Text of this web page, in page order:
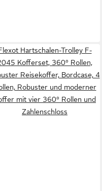
Hartschalen-Trolley F-
Kofferset, 360° Rollen,
Reisekoffer, Bordcase, 4
Robuster und moderner
mit vier 360° Rollen und
Zahlenschloss